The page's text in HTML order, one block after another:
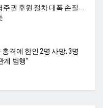
권 후원 절차 대폭 손질 …
격에 한인 2명 사망, 3명
계 범행”